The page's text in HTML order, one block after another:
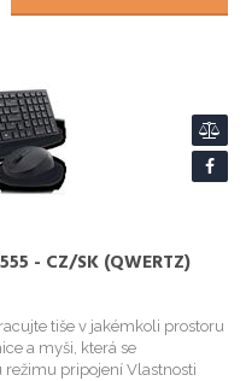
- CZ/SK (QWERTZ)
tiše v jakémkoli prostoru
a myši, která se
pripojení Vlastnosti